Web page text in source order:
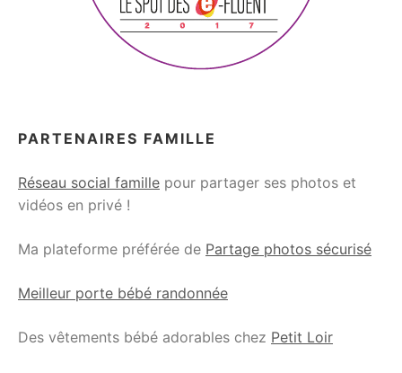
PARTENAIRES FAMILLE
Réseau social famille pour partager ses photos et
vidéos en privé !
Ma plateforme préférée de Partage photos sécurisé
Meilleur porte bébé randonnée
Des vêtements bébé adorables chez Petit Loir